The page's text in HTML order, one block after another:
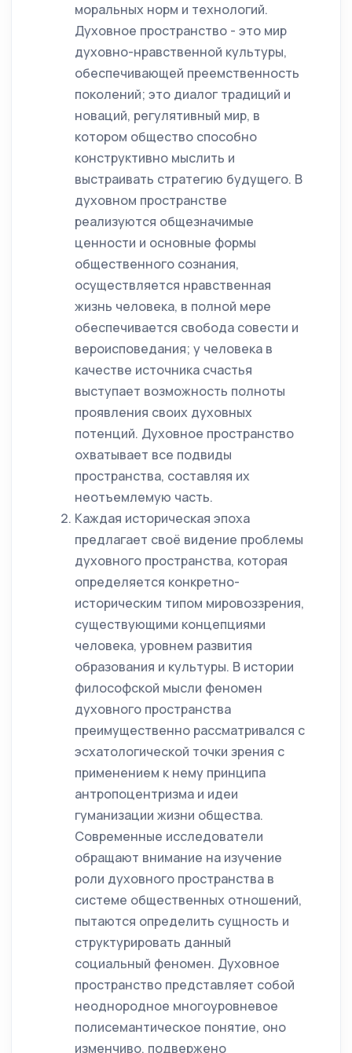
моральных норм и технологий.
Духовное пространство - это мир
духовно-нравственной культуры,
обеспечивающей преемственность
поколений; это диалог традиций и
новаций, регулятивный мир, в
котором общество способно
конструктивно мыслить и
выстраивать стратегию будущего. В
духовном пространстве
реализуются общезначимые
ценности и основные формы
общественного сознания,
осуществляется нравственная
жизнь человека, в полной мере
обеспечивается свобода совести и
вероисповедания; у человека в
качестве источника счастья
выступает возможность полноты
проявления своих духовных
потенций. Духовное пространство
охватывает все подвиды
пространства, составляя их
неотъемлемую часть.
Каждая историческая эпоха
предлагает своё видение проблемы
духовного пространства, которая
определяется конкретно-
историческим типом мировоззрения,
существующими концепциями
человека, уровнем развития
образования и культуры. В истории
философской мысли феномен
духовного пространства
преимущественно рассматривался с
эсхатологической точки зрения с
применением к нему принципа
антропоцентризма и идеи
гуманизации жизни общества.
Современные исследователи
обращают внимание на изучение
роли духовного пространства в
системе общественных отношений,
пытаются определить сущность и
структурировать данный
социальный феномен. Духовное
пространство представляет собой
неоднородное многоуровневое
полисемантическое понятие, оно
изменчиво, подвержено